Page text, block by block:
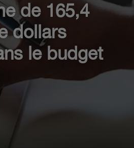
de 165,4
dollars
le budget